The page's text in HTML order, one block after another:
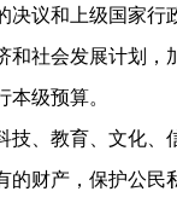
决议和上级国家
和社会发展计划
本级预算。
技、教育、文化
的财产，保护公